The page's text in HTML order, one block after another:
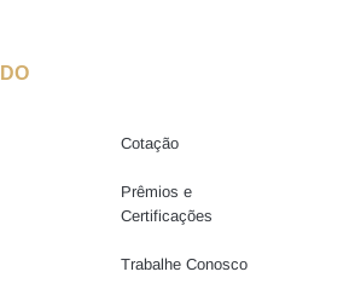
Cotação
Prêmios e
Certificações
Trabalhe Conosco